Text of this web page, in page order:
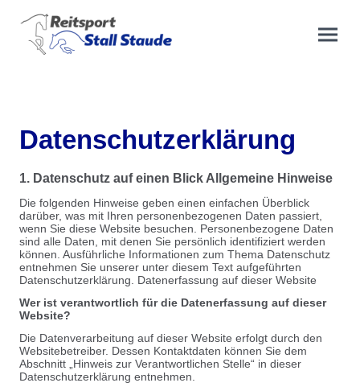
Datenschutzerklärung
1. Datenschutz auf einen Blick Allgemeine Hinweise
Die folgenden Hinweise geben einen einfachen Überblick
darüber, was mit Ihren personenbezogenen Daten passiert,
wenn Sie diese Website besuchen. Personenbezogene Daten
sind alle Daten, mit denen Sie persönlich identifiziert werden
können. Ausführliche Informationen zum Thema Datenschutz
entnehmen Sie unserer unter diesem Text aufgeführten
Datenschutzerklärung. Datenerfassung auf dieser Website
Wer ist verantwortlich für die Datenerfassung auf dieser
Website?
Die Datenverarbeitung auf dieser Website erfolgt durch den
Websitebetreiber. Dessen Kontaktdaten können Sie dem
Abschnitt „Hinweis zur Verantwortlichen Stelle“ in dieser
Datenschutzerklärung entnehmen.